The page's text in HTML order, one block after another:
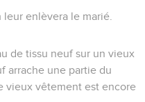
enlèvera le marié.
de tissu neuf sur un vieux
arrache une partie du
vieux vêtement est encore